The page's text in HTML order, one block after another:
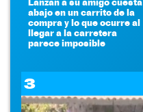
abajo en un carrito de la
compra y lo que ocurre al
llegar a la carretera
parece imposible
3